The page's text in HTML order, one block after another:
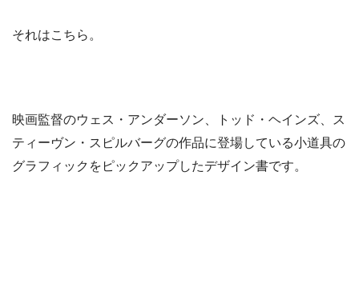
それはこちら。
映画監督のウェス・アンダーソン、トッド・ヘインズ、ス
ティーヴン・スピルバーグの作品に登場している小道具の
グラフィックをピックアップしたデザイン書です。